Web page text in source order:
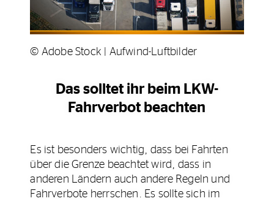
© Adobe Stock | Aufwind-Luftbilder
Das solltet ihr beim LKW-
Fahrverbot beachten
Es ist besonders wichtig, dass bei Fahrten
über die Grenze beachtet wird, dass in
anderen Ländern auch andere Regeln und
Fahrverbote herrschen. Es sollte sich im